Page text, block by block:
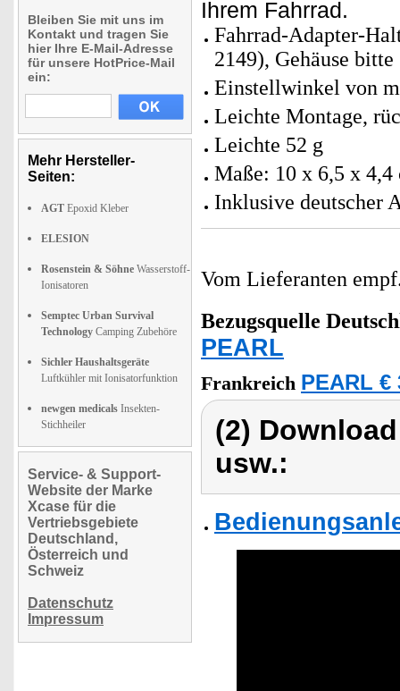
Bleiben Sie mit uns im
Kontakt und tragen Sie
hier Ihre E-Mail-Adresse
für unsere HotPrice-Mail
ein:
Mehr Hersteller-
Seiten:
AGT Epoxid Kleber
ELESION
Rosenstein & Söhne Wasserstoff-
Ionisatoren
Semptec Urban Survival
Technology Camping Zubehöre
Sichler Haushaltsgeräte
Luftkühler mit Ionisatorfunktion
newgen medicals Insekten-
Stichheiler
Service- & Support-
Website der Marke
Xcase für die
Vertriebsgebiete
Deutschland,
Österreich und
Schweiz
Datenschutz
Impressum
Ihrem Fahrrad.
Fahrrad-Adapter-
2149), Gehäuse
Einstellwinkel von
Leichte Montage,
Leichte 52 g
Maße: 10 x 6,5 x 4,4
Inklusive deutscher
Vom Lieferanten
Bezugsquelle
PEARL
Frankreich PEARL €
(2)
usw.: